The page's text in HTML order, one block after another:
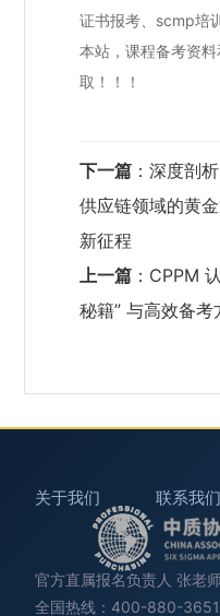
证书报考、scmp培
本站，课程备考资
取！！！
下一篇 ：深度剖
供应链领域的黄
新征程
上一篇 ： CPPM
秘籍” 与高效备考
关于我们 联系我们
官方直属报名负责人 张老
全国热线：400-880-3651